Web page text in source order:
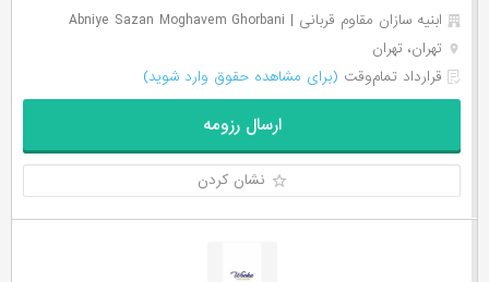
ابنیه سازان مقاوم قربانی | Abniye Sazan Moghavem Ghorbani
تهران، تهران
قرارداد تمام‌وقت (برای مشاهده حقوق وارد شوید)
ارسال رزومه
نشان کردن